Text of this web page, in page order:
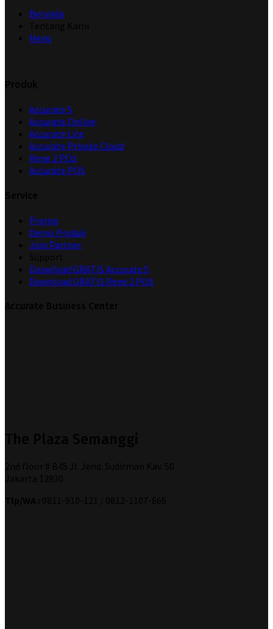
Beranda
News
Accurate 5
Accurate Online
Accurate Lite
Accurate Private Cloud
Rene 2 POS
Accurate POS
Promo
Demo Produk
Join Partner
Download GRATIS Accurate 5
Download GRATIS Rene 2 POS